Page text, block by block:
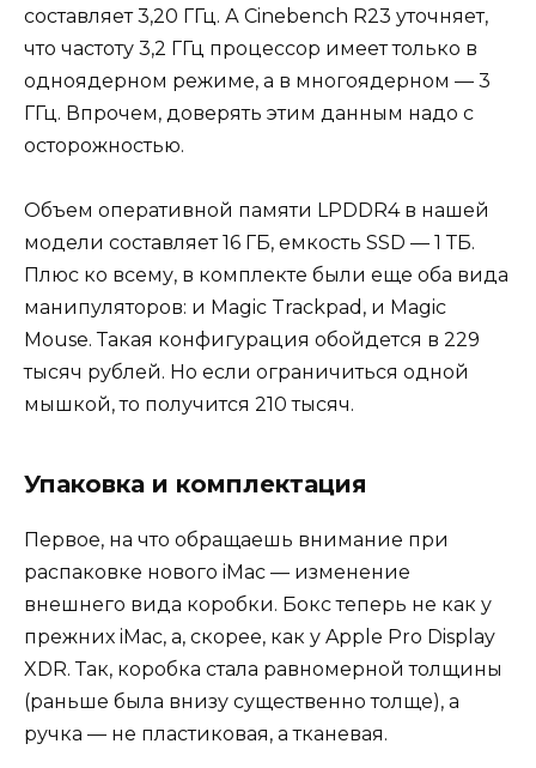
составляет 3,20 ГГц. А Cinebench R23 уточняет,
что частоту 3,2 ГГц процессор имеет только в
одноядерном режиме, а в многоядерном — 3
ГГц. Впрочем, доверять этим данным надо с
осторожностью.
Объем оперативной памяти LPDDR4 в нашей
модели составляет 16 ГБ, емкость SSD — 1 ТБ.
Плюс ко всему, в комплекте были еще оба вида
манипуляторов: и Magic Trackpad, и Magic
Mouse. Такая конфигурация обойдется в 229
тысяч рублей. Но если ограничиться одной
мышкой, то получится 210 тысяч.
Упаковка и комплектация
Первое, на что обращаешь внимание при
распаковке нового iMac — изменение
внешнего вида коробки. Бокс теперь не как у
прежних iMac, а, скорее, как у Apple Pro Display
XDR. Так, коробка стала равномерной толщины
(раньше была внизу существенно толще), а
ручка — не пластиковая, а тканевая.